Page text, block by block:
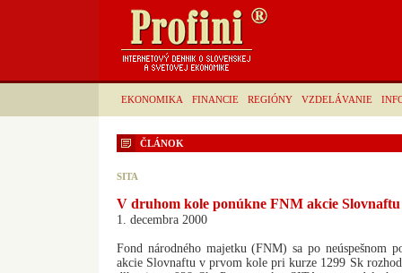
EKONOMIKA FINANCIE REGIÓNY VZDELÁVANIE
ČLÁNOK
SITA
V druhom kole ponúkne FNM akcie Slovnaftu
1. decembra 2000
Fond národného majetku (FNM) sa po neúspešnom
akcie Slovnaftu v prvom kole pri kurze 1299 Sk